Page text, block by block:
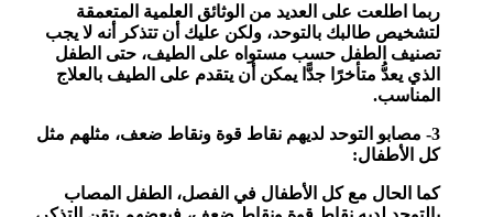
ربما اطلعت على العديد من الوثائق العلمية المتعمقة
لتشخيص طالبك بالتوحد، ولكن عليك أن تتذكر أنه لا يجب
تصنيف الطفل حسب مستواه على الطيف، حتى الطفل
الذي يعدُّ متأخرًا جدًّا يمكن أن يتقدم على الطيف بالعلاج
المناسب.
3- مصابو التوحد لديهم نقاط قوة ونقاط ضعف، مثلهم مثل
كل الأطفال:
كما الحال مع كل الأطفال في الفصل، الطفل المصاب